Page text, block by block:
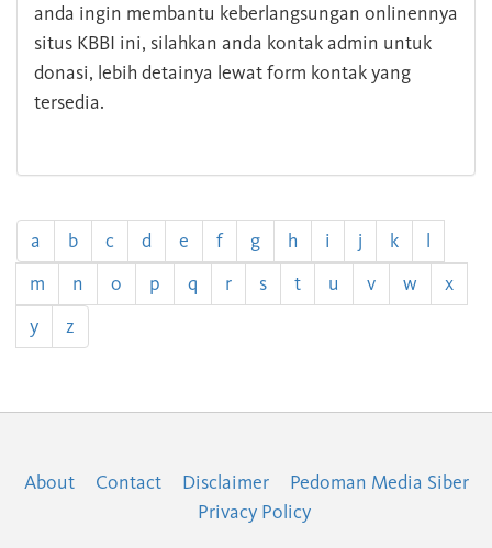
anda ingin membantu keberlangsungan onlinennya
situs KBBI ini, silahkan anda kontak admin untuk
donasi, lebih detainya lewat form kontak yang
tersedia.
a b c d e f g h i j k
l
m
n o p q r s t u v w
x
y
z
About Contact Disclaimer
Pedoman Media Siber
Privacy Policy